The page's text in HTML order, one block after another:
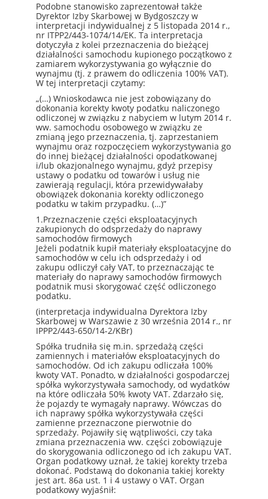
Podobne stanowisko zaprezentował także
Dyrektor Izby Skarbowej w Bydgoszczy w
interpretacji indywidualnej z 5 listopada 2014 r.,
nr ITPP2/443-1074/14/EK. Ta interpretacja
dotyczyła z kolei przeznaczenia do bieżącej
działalności samochodu kupionego początkowo z
zamiarem wykorzystywania go wyłącznie do
wynajmu (tj. z prawem do odliczenia 100% VAT).
W tej interpretacji czytamy:
„(…) Wnioskodawca nie jest zobowiązany do
dokonania korekty kwoty podatku naliczonego
odliczonej w związku z nabyciem w lutym 2014 r.
ww. samochodu osobowego w związku ze
zmianą jego przeznaczenia, tj. zaprzestaniem
wynajmu oraz rozpoczęciem wykorzystywania go
do innej bieżącej działalności opodatkowanej
i/lub okazjonalnego wynajmu, gdyż przepisy
ustawy o podatku od towarów i usług nie
zawierają regulacji, która przewidywałaby
obowiązek dokonania korekty odliczonego
podatku w takim przypadku. (…)”
1.Przeznaczenie części eksploatacyjnych
zakupionych do odsprzedaży do naprawy
samochodów firmowych
Jeżeli podatnik kupił materiały eksploatacyjne do
samochodów w celu ich odsprzedaży i od
zakupu odliczył cały VAT, to przeznaczając te
materiały do naprawy samochodów firmowych
podatnik musi skorygować część odliczonego
podatku.
(interpretacja indywidualna Dyrektora Izby
Skarbowej w Warszawie z 30 września 2014 r., nr
IPPP2/443-650/14-2/KBr)
Spółka trudniła się m.in. sprzedażą części
zamiennych i materiałów eksploatacyjnych do
samochodów. Od ich zakupu odliczała 100%
kwoty VAT. Ponadto, w działalności gospodarczej
spółka wykorzystywała samochody, od wydatków
na które odliczała 50% kwoty VAT. Zdarzało się,
że pojazdy te wymagały naprawy. Wówczas do
ich naprawy spółka wykorzystywała części
zamienne przeznaczone pierwotnie do
sprzedaży. Pojawiły się wątpliwości, czy taka
zmiana przeznaczenia ww. części zobowiązuje
do skorygowania odliczonego od ich zakupu VAT.
Organ podatkowy uznał, że takiej korekty trzeba
dokonać. Podstawą do dokonania takiej korekty
jest art. 86a ust. 1 i 4 ustawy o VAT. Organ
podatkowy wyjaśnił: